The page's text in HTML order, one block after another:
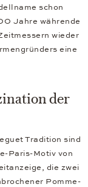
schon
Jahre währende
wieder
eine
der
Tradition sind
Paris-Motiv von
die zwei
Pomme-